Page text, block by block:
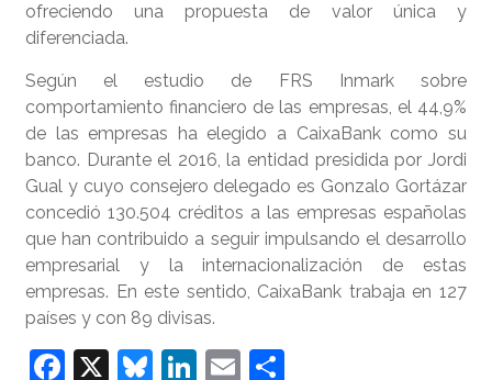
ofreciendo una propuesta de valor única y
diferenciada.
Según el estudio de FRS Inmark sobre
comportamiento financiero de las empresas, el 44,9%
de las empresas ha elegido a CaixaBank como su
banco. Durante el 2016, la entidad presidida por Jordi
Gual y cuyo consejero delegado es Gonzalo Gortázar
concedió 130.504 créditos a las empresas españolas
que han contribuido a seguir impulsando el desarrollo
empresarial y la internacionalización de estas
empresas. En este sentido, CaixaBank trabaja en 127
países y con 89 divisas.
F X Bl Li E